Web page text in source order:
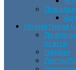
Нормативна
освіти
Накази
Листи/